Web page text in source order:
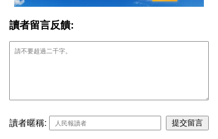
讀者留言反饋:
讀者暱稱: